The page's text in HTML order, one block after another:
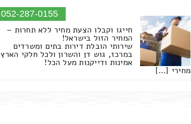
052-287-0155
חייגו וקבלו הצעת מחיר ללא תחרות –
המחיר הזול בישראל!
שירותי הובלת דירות בתים ומשרדים
במרכז, גוש דן והשרון ולכל חלקי הארץ
אמינות ודייקנות מעל הכל!
מחירי […]